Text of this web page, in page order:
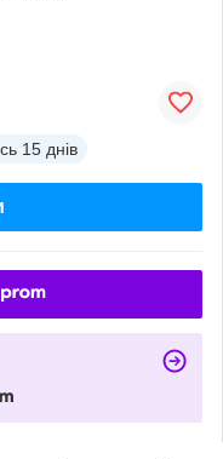
15 днів